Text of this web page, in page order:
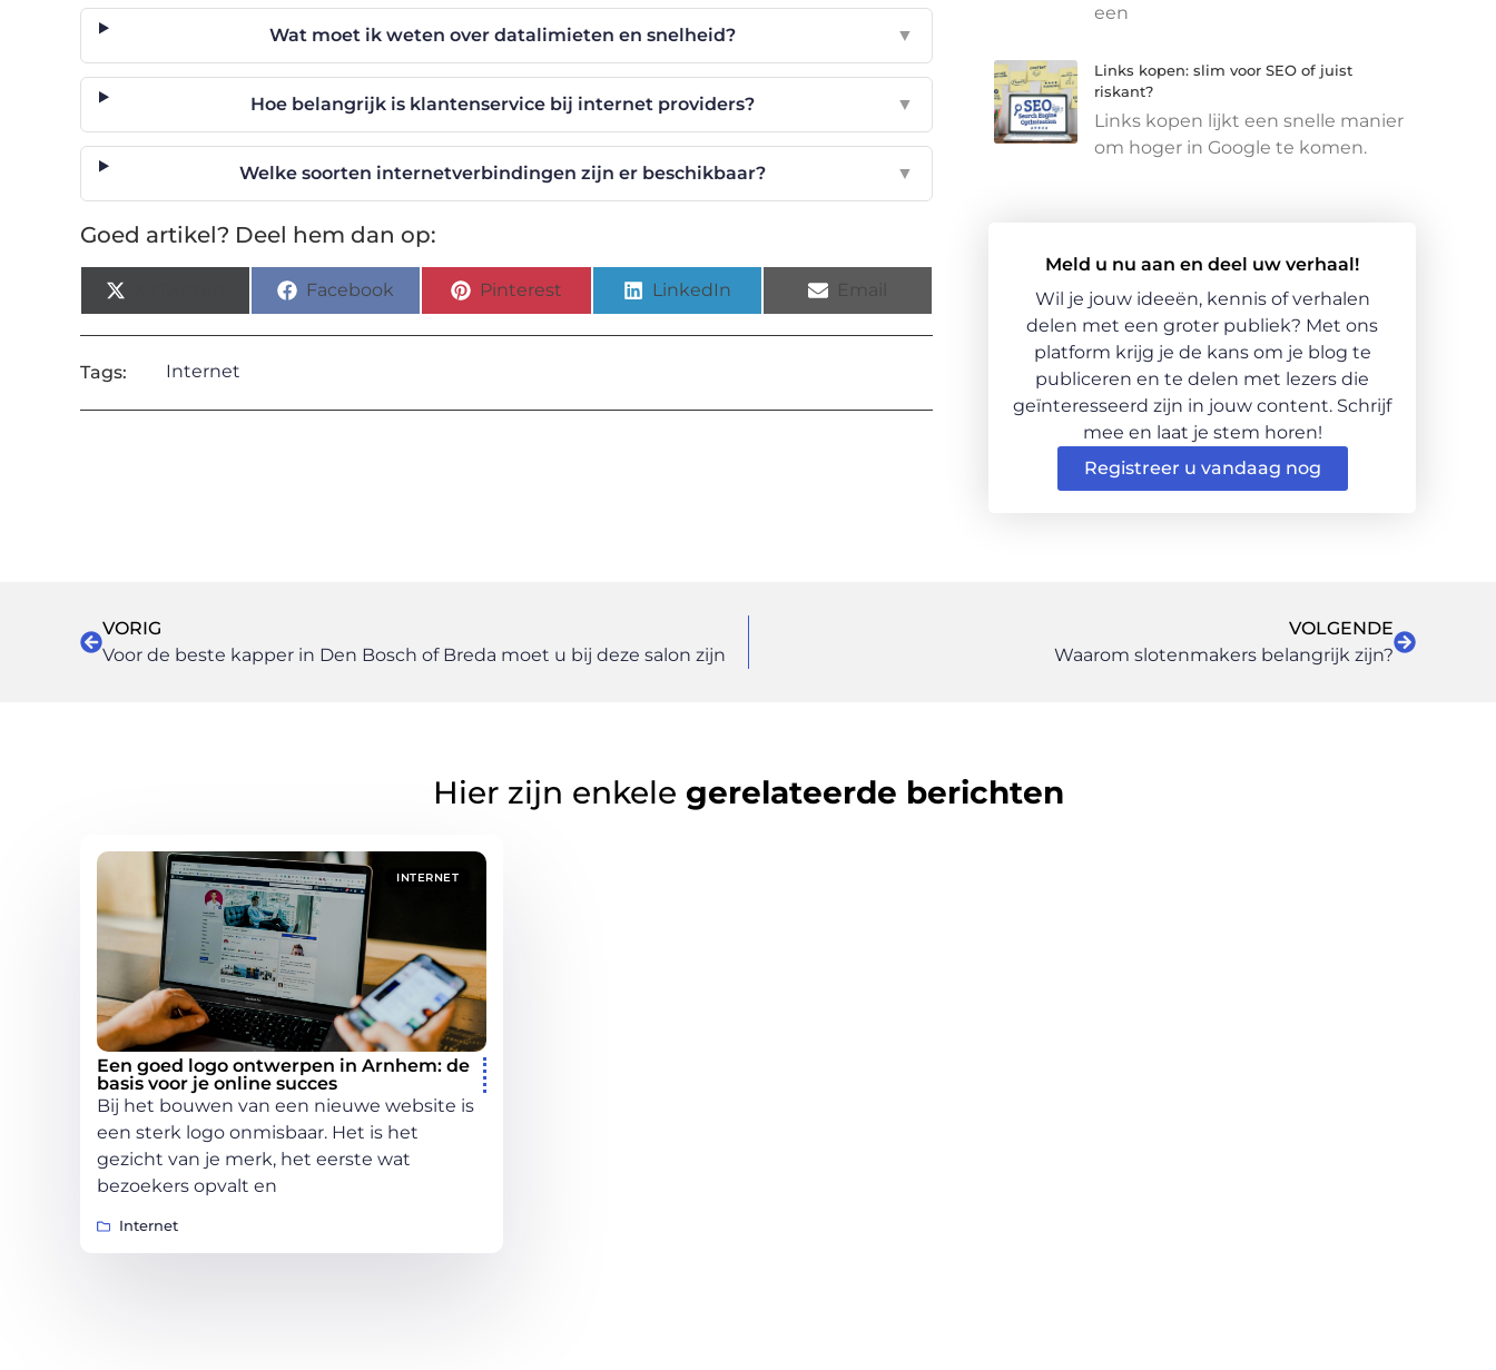
Wat moet ik weten over datalimieten en snelheid? ▼
Hoe belangrijk is klantenservice bij internet providers? ▼
Welke soorten internetverbindingen zijn er beschikbaar? ▼
Goed artikel? Deel hem dan op:
Facebook Pinterest LinkedIn
Tags: Internet
een
Links kopen: slim voor SEO of juist
riskant?
Links kopen lijkt een snelle manier
om hoger in Google te komen.
Meld u nu aan en deel uw verhaal!
Wil je jouw ideeën, kennis of verhalen
delen met een groter publiek? Met ons
platform krijg je de kans om je blog te
publiceren en te delen met lezers die
geïnteresseerd zijn in jouw content. Schrijf
mee en laat je stem horen!
Registreer u vandaag nog
VORIG
Voor de beste kapper in Den Bosch of Breda moet u bij deze salon zijn
VOLGENDE
Waarom slotenmakers belangrijk zijn?
Hier zijn enkele gerelateerde berichten
INTERNET
Een goed logo ontwerpen in Arnhem: de
basis voor je online succes
Bij het bouwen van een nieuwe website is
een sterk logo onmisbaar. Het is het
gezicht van je merk, het eerste wat
bezoekers opvalt en
Internet